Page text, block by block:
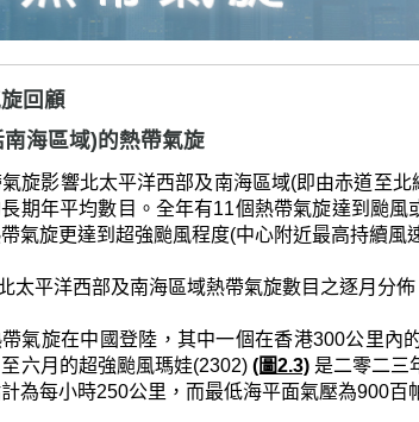
回顧
海區域)的熱帶氣旋
旋影響北太平洋西部及南海區域(即由赤道至
期年平均數目。全年有11個熱帶氣旋達到颱
氣旋更達到超強颱風程度(中心附近最高持續風
太平洋西部及南海區域熱帶氣旋數目之逐月分佈
氣旋在中國登陸，其中一個在香港300公里內
六月的超強颱風瑪娃(2302) (圖2.3) 是二零二三
為每小時250公里，而最低海平面氣壓為900百